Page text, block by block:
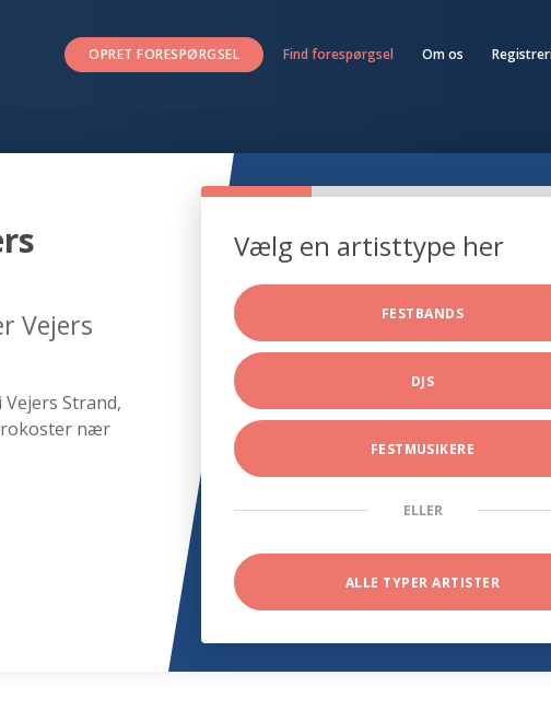
OPRET FORESPØRGSEL Find forespørgsel Om os
Vejers
Strand,
nær
Vælg en artisttype her
FESTBANDS
DJS
FESTMUSIKERE
ELLER
ALLE TYPER ARTISTER